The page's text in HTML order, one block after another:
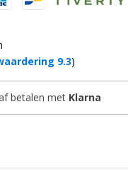
9.3)
betalen met Klarna